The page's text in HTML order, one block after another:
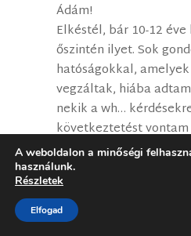
Ádám!
Elkéstél, bár 10-12
őszintén ilyet. Sok
hatóságokkal,
vegzáltak, hiába
nekik a wh…
következtetést
adjunk választ az
hogy a hatóságok
meg nem mindig érzi
papíron meg van
intézményrendszer
A weboldalon a minőségi
használunk.
Részletek
Elfogad